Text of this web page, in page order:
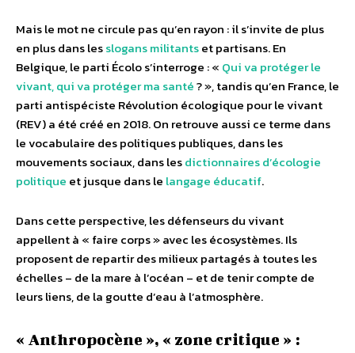
Mais le mot ne circule pas qu’en rayon : il s’invite de plus
en plus dans lesslogans militantset partisans. En
Belgique, le parti Écolo s’interroge : « Qui va protéger le
vivant, qui va protéger ma santé? », tandis qu’en France, le
parti antispéciste Révolution écologique pour le vivant
(REV) a été créé en 2018. On retrouve aussi ce terme dans
le vocabulaire des politiques publiques, dans les
mouvements sociaux, dans lesdictionnaires d’écologie
politique et jusque dans le langage éducatif.
Dans cette perspective, les défenseurs du vivant
appellent à « faire corps » avec les écosystèmes. Ils
proposent de repartir des milieux partagés à toutes les
échelles – de la mare à l’océan – et de tenir compte de
leurs liens, de la goutte d’eau à l’atmosphère.
« Anthropocène », « zone critique » :